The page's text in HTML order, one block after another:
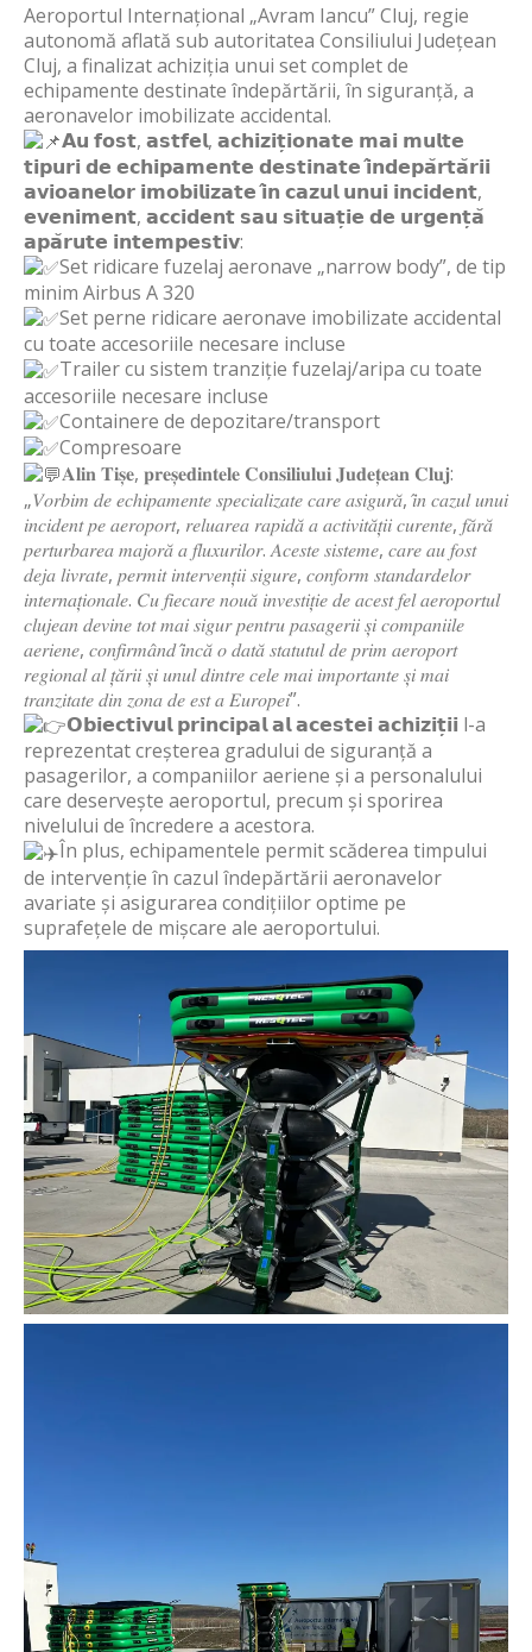
Aeroportul Internațional „Avram Iancu” Cluj, regie
autonomă aflată sub autoritatea Consiliului Județean
Cluj, a finalizat achiziția unui set complet de
echipamente destinate îndepărtării, în siguranță, a
aeronavelor imobilizate accidental.
𝗔𝘂 𝗳𝗼𝘀𝘁, 𝗮𝘀𝘁𝗳𝗲𝗹, 𝗮𝗰𝗵𝗶𝘇𝗶𝘁̦𝗶𝗼𝗻𝗮𝘁𝗲 𝗺𝗮𝗶 𝗺𝘂𝗹𝘁𝗲
𝘁𝗶𝗽𝘂𝗿𝗶 𝗱𝗲 𝗲𝗰𝗵𝗶𝗽𝗮𝗺𝗲𝗻𝘁𝗲 𝗱𝗲𝘀𝘁𝗶𝗻𝗮𝘁𝗲 𝗶̂𝗻𝗱𝗲𝗽𝗮̆𝗿𝘁𝗮̆𝗿𝗶𝗶
𝗮𝘃𝗶𝗼𝗮𝗻𝗲𝗹𝗼𝗿 𝗶𝗺𝗼𝗯𝗶𝗹𝗶𝘇𝗮𝘁𝗲 𝗶̂𝗻 𝗰𝗮𝘇𝘂𝗹 𝘂𝗻𝘂𝗶 𝗶𝗻𝗰𝗶𝗱𝗲𝗻𝘁,
𝗲𝘃𝗲𝗻𝗶𝗺𝗲𝗻𝘁, 𝗮𝗰𝗰𝗶𝗱𝗲𝗻𝘁 𝘀𝗮𝘂 𝘀𝗶𝘁𝘂𝗮𝘁̦𝗶𝗲 𝗱𝗲 𝘂𝗿𝗴𝗲𝗻𝘁̦𝗮̆
𝗮𝗽𝗮̆𝗿𝘂𝘁𝗲 𝗶𝗻𝘁𝗲𝗺𝗽𝗲𝘀𝘁𝗶𝘃:
Set ridicare fuzelaj aeronave „narrow body”, de tip
minim Airbus A 320
Set perne ridicare aeronave imobilizate accidental
cu toate accesoriile necesare incluse
Trailer cu sistem tranziție fuzelaj/aripa cu toate
accesoriile necesare incluse
Containere de depozitare/transport
Compresoare
𝐀𝐥𝐢𝐧 𝐓𝐢𝐬̦𝐞, 𝐩𝐫𝐞𝐬̦𝐞𝐝𝐢𝐧𝐭𝐞𝐥𝐞 𝐂𝐨𝐧𝐬𝐢𝐥𝐢𝐮𝐥𝐮𝐢 𝐉𝐮𝐝𝐞𝐭̦𝐞𝐚𝐧 𝐂𝐥𝐮𝐣:
„𝑉𝑜𝑟𝑏𝑖𝑚 𝑑𝑒 𝑒𝑐ℎ𝑖𝑝𝑎𝑚𝑒𝑛𝑡𝑒 𝑠𝑝𝑒𝑐𝑖𝑎𝑙𝑖𝑧𝑎𝑡𝑒 𝑐𝑎𝑟𝑒 𝑎𝑠𝑖𝑔𝑢𝑟𝑎̆, 𝑖̂𝑛 𝑐𝑎𝑧𝑢𝑙 𝑢𝑛𝑢𝑖
𝑖𝑛𝑐𝑖𝑑𝑒𝑛𝑡 𝑝𝑒 𝑎𝑒𝑟𝑜𝑝𝑜𝑟𝑡, 𝑟𝑒𝑙𝑢𝑎𝑟𝑒𝑎 𝑟𝑎𝑝𝑖𝑑𝑎̆ 𝑎 𝑎𝑐𝑡𝑖𝑣𝑖𝑡𝑎̆𝑡̦𝑖𝑖 𝑐𝑢𝑟𝑒𝑛𝑡𝑒, 𝑓𝑎̆𝑟𝑎̆
𝑝𝑒𝑟𝑡𝑢𝑟𝑏𝑎𝑟𝑒𝑎 𝑚𝑎𝑗𝑜𝑟𝑎̆ 𝑎 𝑓𝑙𝑢𝑥𝑢𝑟𝑖𝑙𝑜𝑟. 𝐴𝑐𝑒𝑠𝑡𝑒 𝑠𝑖𝑠𝑡𝑒𝑚𝑒, 𝑐𝑎𝑟𝑒 𝑎𝑢 𝑓𝑜𝑠𝑡
𝑑𝑒𝑗𝑎 𝑙𝑖𝑣𝑟𝑎𝑡𝑒, 𝑝𝑒𝑟𝑚𝑖𝑡 𝑖𝑛𝑡𝑒𝑟𝑣𝑒𝑛𝑡̦𝑖𝑖 𝑠𝑖𝑔𝑢𝑟𝑒, 𝑐𝑜𝑛𝑓𝑜𝑟𝑚 𝑠𝑡𝑎𝑛𝑑𝑎𝑟𝑑𝑒𝑙𝑜𝑟
𝑖𝑛𝑡𝑒𝑟𝑛𝑎𝑡̦𝑖𝑜𝑛𝑎𝑙𝑒. 𝐶𝑢 𝑓𝑖𝑒𝑐𝑎𝑟𝑒 𝑛𝑜𝑢𝑎̆ 𝑖𝑛𝑣𝑒𝑠𝑡𝑖𝑡̦𝑖𝑒 𝑑𝑒 𝑎𝑐𝑒𝑠𝑡 𝑓𝑒𝑙 𝑎𝑒𝑟𝑜𝑝𝑜𝑟𝑡𝑢𝑙
𝑐𝑙𝑢𝑗𝑒𝑎𝑛 𝑑𝑒𝑣𝑖𝑛𝑒 𝑡𝑜𝑡 𝑚𝑎𝑖 𝑠𝑖𝑔𝑢𝑟 𝑝𝑒𝑛𝑡𝑟𝑢 𝑝𝑎𝑠𝑎𝑔𝑒𝑟𝑖𝑖 𝑠̦𝑖 𝑐𝑜𝑚𝑝𝑎𝑛𝑖𝑖𝑙𝑒
𝑎𝑒𝑟𝑖𝑒𝑛𝑒, 𝑐𝑜𝑛𝑓𝑖𝑟𝑚𝑎̂𝑛𝑑 𝑖̂𝑛𝑐𝑎̆ 𝑜 𝑑𝑎𝑡𝑎̆ 𝑠𝑡𝑎𝑡𝑢𝑡𝑢𝑙 𝑑𝑒 𝑝𝑟𝑖𝑚 𝑎𝑒𝑟𝑜𝑝𝑜𝑟𝑡
𝑟𝑒𝑔𝑖𝑜𝑛𝑎𝑙 𝑎𝑙 𝑡̦𝑎̆𝑟𝑖𝑖 𝑠̦𝑖 𝑢𝑛𝑢𝑙 𝑑𝑖𝑛𝑡𝑟𝑒 𝑐𝑒𝑙𝑒 𝑚𝑎𝑖 𝑖𝑚𝑝𝑜𝑟𝑡𝑎𝑛𝑡𝑒 𝑠̦𝑖 𝑚𝑎𝑖
𝑡𝑟𝑎𝑛𝑧𝑖𝑡𝑎𝑡𝑒 𝑑𝑖𝑛 𝑧𝑜𝑛𝑎 𝑑𝑒 𝑒𝑠𝑡 𝑎 𝐸𝑢𝑟𝑜𝑝𝑒𝑖”.
𝗢𝗯𝗶𝗲𝗰𝘁𝗶𝘃𝘂𝗹 𝗽𝗿𝗶𝗻𝗰𝗶𝗽𝗮𝗹 𝗮𝗹 𝗮𝗰𝗲𝘀𝘁𝗲𝗶 𝗮𝗰𝗵𝗶𝘇𝗶𝘁̦𝗶𝗶 l-a
reprezentat creșterea gradului de siguranță a
pasagerilor, a companiilor aeriene și a personalului
care deservește aeroportul, precum și sporirea
nivelului de încredere a acestora.
În plus, echipamentele permit scăderea timpului
de intervenție în cazul îndepărtării aeronavelor
avariate și asigurarea condițiilor optime pe
suprafețele de mișcare ale aeroportului.